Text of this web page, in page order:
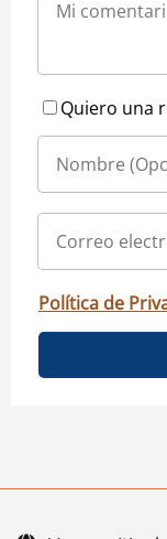
Quiero una
Política de